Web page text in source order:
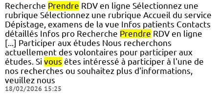
Recherche Prendre RDV en ligne Sélectionnez une
rubrique Sélectionnez une rubrique Accueil du service
Dépistage, examens de la vue Infos patients Contacts
détaillés Infos pro Recherche Prendre RDV en ligne
[...] Participer aux études Nous recherchons
actuellement des volontaires pour participer aux
études. Si vous êtes intéressé à participer à l'une de
nos recherches ou souhaitez plus d'informations,
veuillez nous
18/02/2026 15:25